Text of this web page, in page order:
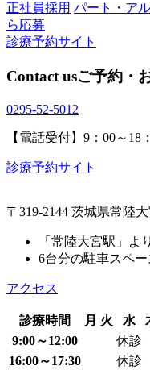
正社員採用 パート・ア
ら応募
診療予約サイト
Contact usご予約・
0295-52-5012
【電話受付】9：00～18
診療予約サイト
〒319-2144 茨城県常陸
「常陸大宮駅」よ
6台分の駐車スペー
アクセス
診療時間 月 火 水
9:00～12:00
休診
16:00～17:30
休診